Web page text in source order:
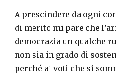
A prescindere da ogni
di merito mi pare che
democrazia un qualche
non sia in grado di
perché ai voti che si